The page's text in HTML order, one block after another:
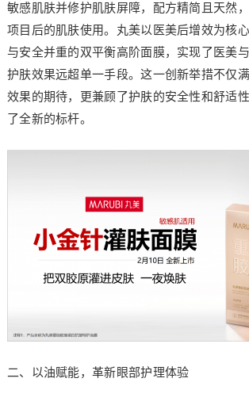
敏感肌肤并修护肌肤屏障，配方精简且天然
项目后的肌肤使用。丸美以医美后增效为核
与安全并重的双平衡高阶面膜，实现了医美
护肤效果远超单一手段。这一创新举措不仅
效果的期待，更兼顾了护肤的安全性和舒适
了全新的标杆。
二、以油赋能，革新眼部护理体验